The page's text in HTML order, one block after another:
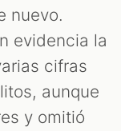
nuevo.
evidencia la
cifras
aunque
y omitió